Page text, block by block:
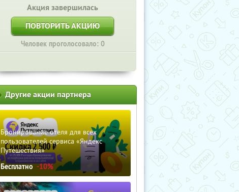
Акция завершилась
ПОВТОРИТЬ АКЦИЮ
Человек проголосовало: 0
Другие акции партнера
Бронирование отеля для всех
пользователей сервиса «Яндекс
Путешествия»
Бесплатно -10%